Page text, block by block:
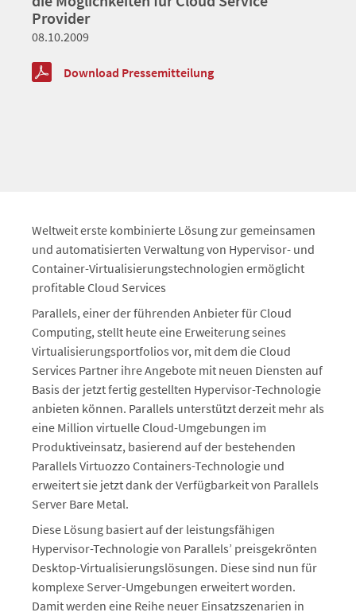
Provider
08.10.2009
Download Pressemitteilung
Weltweit erste kombinierte Lösung zur gemeinsamen
und automatisierten Verwaltung von Hypervisor- und
Container-Virtualisierungstechnologien ermöglicht
profitable Cloud Services
Parallels, einer der führenden Anbieter für Cloud
Computing, stellt heute eine Erweiterung seines
Virtualisierungsportfolios vor, mit dem die Cloud
Services Partner ihre Angebote mit neuen Diensten auf
Basis der jetzt fertig gestellten Hypervisor-Technologie
anbieten können. Parallels unterstützt derzeit mehr als
eine Million virtuelle Cloud-Umgebungen im
Produktiveinsatz, basierend auf der bestehenden
Parallels Virtuozzo Containers-Technologie und
erweitert sie jetzt dank der Verfügbarkeit von Parallels
Server Bare Metal.
Diese Lösung basiert auf der leistungsfähigen
Hypervisor-Technologie von Parallels’ preisgekrönten
Desktop-Virtualisierungslösungen. Diese sind nun für
komplexe Server-Umgebungen erweitert worden.
Damit werden eine Reihe neuer Einsatzszenarien in